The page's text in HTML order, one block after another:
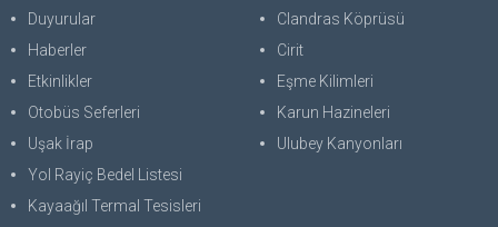
Duyurular
Haberler
Etkinlikler
Otobüs Seferleri
Uşak İrap
Yol Rayiç Bedel Listesi
Kayaağıl Termal Tesisleri
Clandras Köprüsü
Cirit
Eşme Kilimleri
Karun Hazineleri
Ulubey Kanyonları